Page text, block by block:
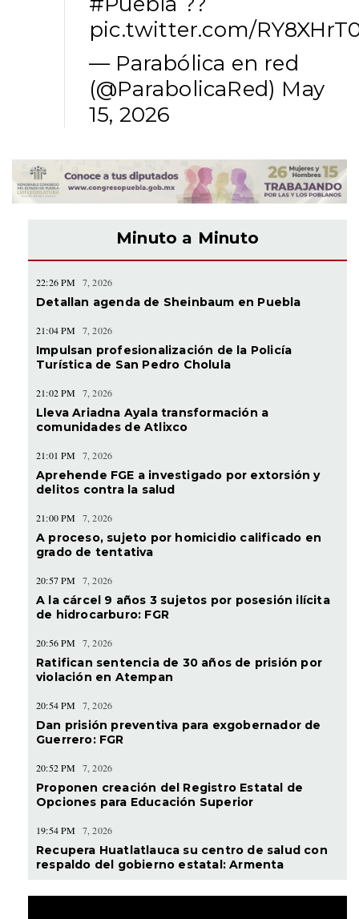
pic.twitter.com/
— Parabólica en red
(@ParabolicaRed) May
15, 2026
Minuto a Minuto
22:26 PM 7, 2026
Detallan agenda de Sheinbaum en Puebla
21:04 PM 7, 2026
Impulsan profesionalización de la Policía
Turística de San Pedro Cholula
21:02 PM 7, 2026
Lleva Ariadna Ayala transformación a
comunidades de Atlixco
21:01 PM 7, 2026
Aprehende FGE a investigado por extorsión y
delitos contra la salud
21:00 PM 7, 2026
A proceso, sujeto por homicidio calificado en
grado de tentativa
20:57 PM 7, 2026
A la cárcel 9 años 3 sujetos por posesión ilícita
de hidrocarburo: FGR
20:56 PM 7, 2026
Ratifican sentencia de 30 años de prisión por
violación en Atempan
20:54 PM 7, 2026
Dan prisión preventiva para exgobernador de
Guerrero: FGR
20:52 PM 7, 2026
Proponen creación del Registro Estatal de
Opciones para Educación Superior
19:54 PM 7, 2026
Recupera Huatlatlauca su centro de salud con
respaldo del gobierno estatal: Armenta